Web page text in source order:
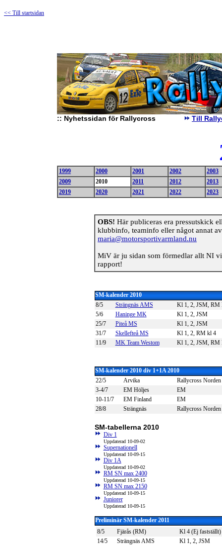
<< Till startsidan
:: Nyhetssidan för Rallycross Till
1999 2000 2001 2002
2003
2009
2010 2011 2012
2013
2019
2020 2021 2022 2023
OBS! Här publiceras era pressutskick
klubbinfo, teaminfo eller något annat
maria@motorsportivarmland.nu
MiV är ju sidan som förmedlar allt NI
rapport!
SM-kalender 2010
8/5
Strängnäs AMS
Kl 1, 2, JSM, RM
5/6
Haninge MK
Kl 1, 2, JSM
25/7
Piteå MS
Kl 1, 2, JSM
31/7
Skellefteå MS
Kl 1, 2, RM kl 4
11/9
MK Team Westom Kl 1, 2, JSM, RM
SM-kalender 2010 div 1+1A 2010
22/5
Arvika
Rallycross Norden
3-4/7
EM Höljes
EM
10-11/7
EM Finland
EM
28/8
Strängnäs Rallycross Norden
SM-tabellerna 2010
Div 1
Uppdaterad 10-09-02
Supernationell
Uppdaterad 10-09-15
Div 1A
Uppdaterad 10-09-02
RM SN max 2400
Uppdaterad 10-09-15
RM SN max 2150
Uppdaterad 10-09-15
Juniorer
Uppdaterad 10-09-15
Preliminär SM-kalender 2011
8/5
Fjärås (RM)
Kl 4 (Ej fastställt)
14/5
Strängnäs AMS
Kl 1, 2, JSM